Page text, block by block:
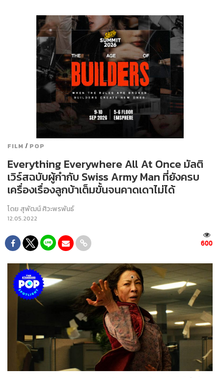
FILM / POP
Everything Everywhere All At Once มัลติ
เวิร์สฉบับผู้กำกับ Swiss Army Man ที่ยังครบ
เครื่องเรื่องลูกบ้าเต็มขั้นจนคาดเดาไม่ได้
โดย สุพัฒน์ ศิวะพรพันธ์
12.05.2022
600